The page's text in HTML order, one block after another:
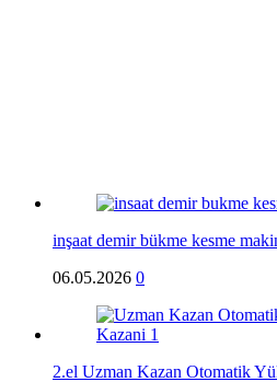
inşaat demir bükme kesme
06.05.2026 0
2.el Uzman Kazan Otomatik